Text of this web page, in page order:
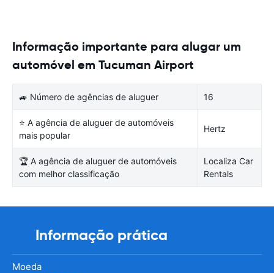
Informação importante para alugar um
automóvel em Tucuman Airport
🚙 Número de agências de aluguer 16
⭐ A agência de aluguer de automóveis
mais popular
Hertz
🏆 A agência de aluguer de automóveis
com melhor classificação
Localiza Car
Rentals
Informação prática
Moeda